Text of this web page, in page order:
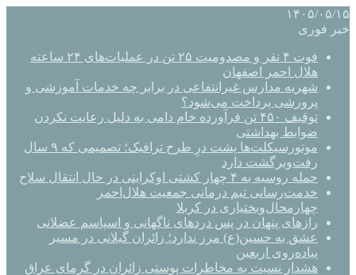
۱۴۰۵/۰۵/۱۵
خبر فوری
فوت ۴ نفر و مصدومیت ۲۵ تن در عملیات‌های ۲۴ ساعته
هلال احمر اصفهان
شهریه مدارس غیرانتفاعی در برابر چه خدمات آموزشی و
پرورشی پرداخت می‌شود؟
توقیف ۴۵۰ تن فرآورده خام دامی به دلیل رعایت نکردن
ضوابط بهداشتی
موتورسیکلت‌ها پشت درِ طرح ترافیک؛ تصمیمی که ۹ سال
رفت‌وبرگشت دارد
حمله روسیه به ۴ چهار کشتی اوکراینی در حال انتقال سلاح
خدمت‌رسانی تیم درمانی جمعیت هلال‌احمر
چهارمحال‌وبختیاری در کربلا
رازهای پنهان در پس دردهای ناگهانی و اسپاسم عضلانی
عشق به حسین(ع) مرز ندارد؛ زائران گیلانی در مسیر
پیاده‌روی اربعین
هشدار نسبت به مخاطرات پوستی زائران در گرمای عراق